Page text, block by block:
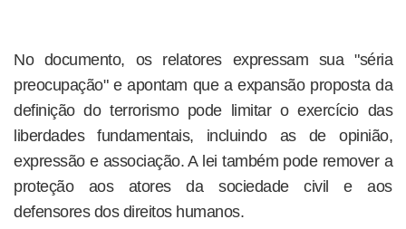
No documento, os relatores expressam sua "séria
preocupação" e apontam que a expansão proposta da
definição do terrorismo pode limitar o exercício das
liberdades fundamentais, incluindo as de opinião,
expressão e associação. A lei também pode remover a
proteção aos atores da sociedade civil e aos
defensores dos direitos humanos.